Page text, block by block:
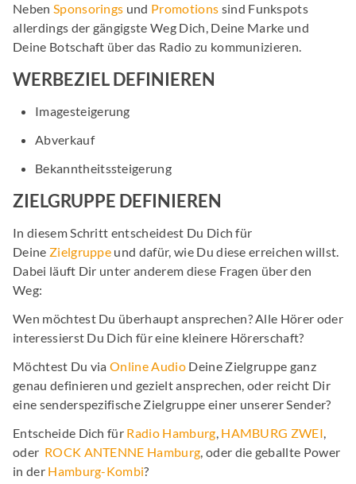
Neben Sponsorings und Promotions sind Funkspots
allerdings der gängigste Weg Dich, Deine Marke und
Deine Botschaft über das Radio zu kommunizieren.
WERBEZIEL DEFINIEREN
Imagesteigerung
Abverkauf
Bekanntheitssteigerung
ZIELGRUPPE DEFINIEREN
In diesem Schritt entscheidest Du Dich für
Deine Zielgruppe und dafür, wie Du diese erreichen willst.
Dabei läuft Dir unter anderem diese Fragen über den
Weg:
Wen möchtest Du überhaupt ansprechen? Alle Hörer oder
interessierst Du Dich für eine kleinere Hörerschaft?
Möchtest Du viaOnline AudioDeine Zielgruppe ganz
genau definieren und gezielt ansprechen, oder reicht Dir
eine senderspezifische Zielgruppe einer unserer Sender?
Entscheide Dich für Radio Hamburg, HAMBURG ZWEI,
oder ROCK ANTENNE Hamburg, oder die geballte Power
in der Hamburg-Kombi?